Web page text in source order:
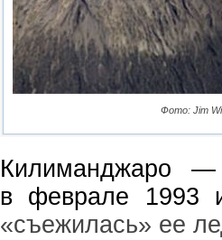
Фото: Jim
Килиманджаро
в феврале 1993
«съежилась» ее